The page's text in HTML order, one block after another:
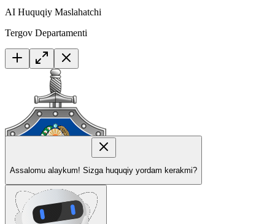
AI Huquqiy Maslahatchi
Tergov Departamenti
Assalomu alaykum! Sizga huquqiy yordam kerakmi?